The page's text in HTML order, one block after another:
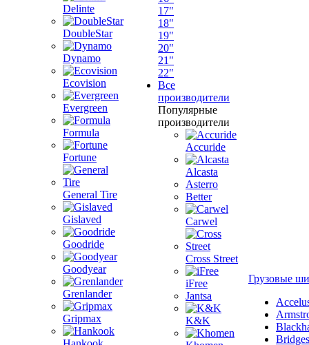
Delinte
DoubleStar
Dynamo
Ecovision
Evergreen
Formula
Fortune
General Tire
Gislaved
Goodride
Goodyear
Grenlander
Gripmax
17"
18"
19"
20"
21"
22"
Все
производители
Популярные
производители
Accuride
Alcasta
Asterro
Better
Carwel
Cross Street
iFree
Jantsa
K&K
Грузовые